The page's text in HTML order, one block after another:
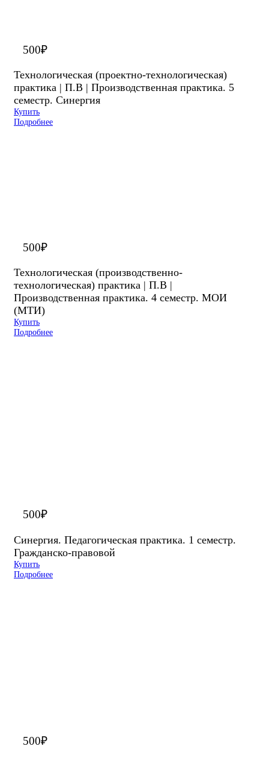
500₽
Технологическая (проектно-технологическая)
практика | П.В | Производственная практика. 5
семестр. Синергия
Купить
Подробнее
500₽
Технологическая (производственно-
технологическая) практика | П.В |
Производственная практика. 4 семестр. МОИ
(МТИ)
Купить
Подробнее
500₽
Синергия. Педагогическая практика. 1 семестр.
Гражданско-правовой
Купить
Подробнее
500₽